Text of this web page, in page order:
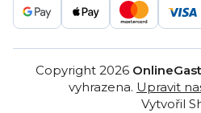
Vytvořil
Copyright 2026
vyhrazena. Upravit